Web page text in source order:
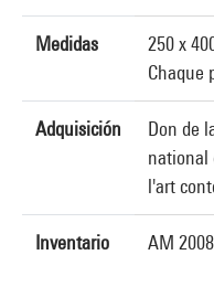
Medidas
250 x
Chaque
Adquisición
Don de
national
l'art
Inventario AM